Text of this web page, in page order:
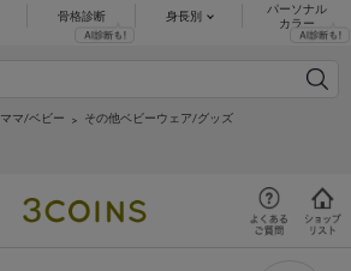
骨格診断 身長別
パーソナル
カラー
ママ/ベビー
その他ベビーウェア/グッズ